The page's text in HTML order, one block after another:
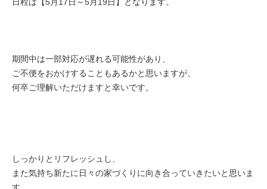
期間中は一部対応が遅れる可能性があり、
ご不便をおかけすることもあるかと思いますが、
何卒ご理解いただけますと幸いです。
しっかりとリフレッシュし、
また気持ち新たに日々の家づくりに向き合っていきたいと思いま